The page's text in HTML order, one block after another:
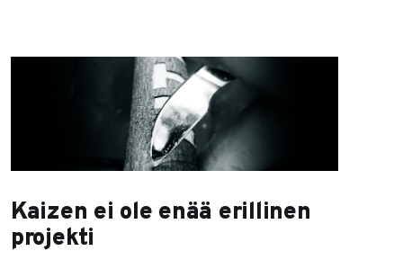
Kaizen ei ole enää erillinen
projekti